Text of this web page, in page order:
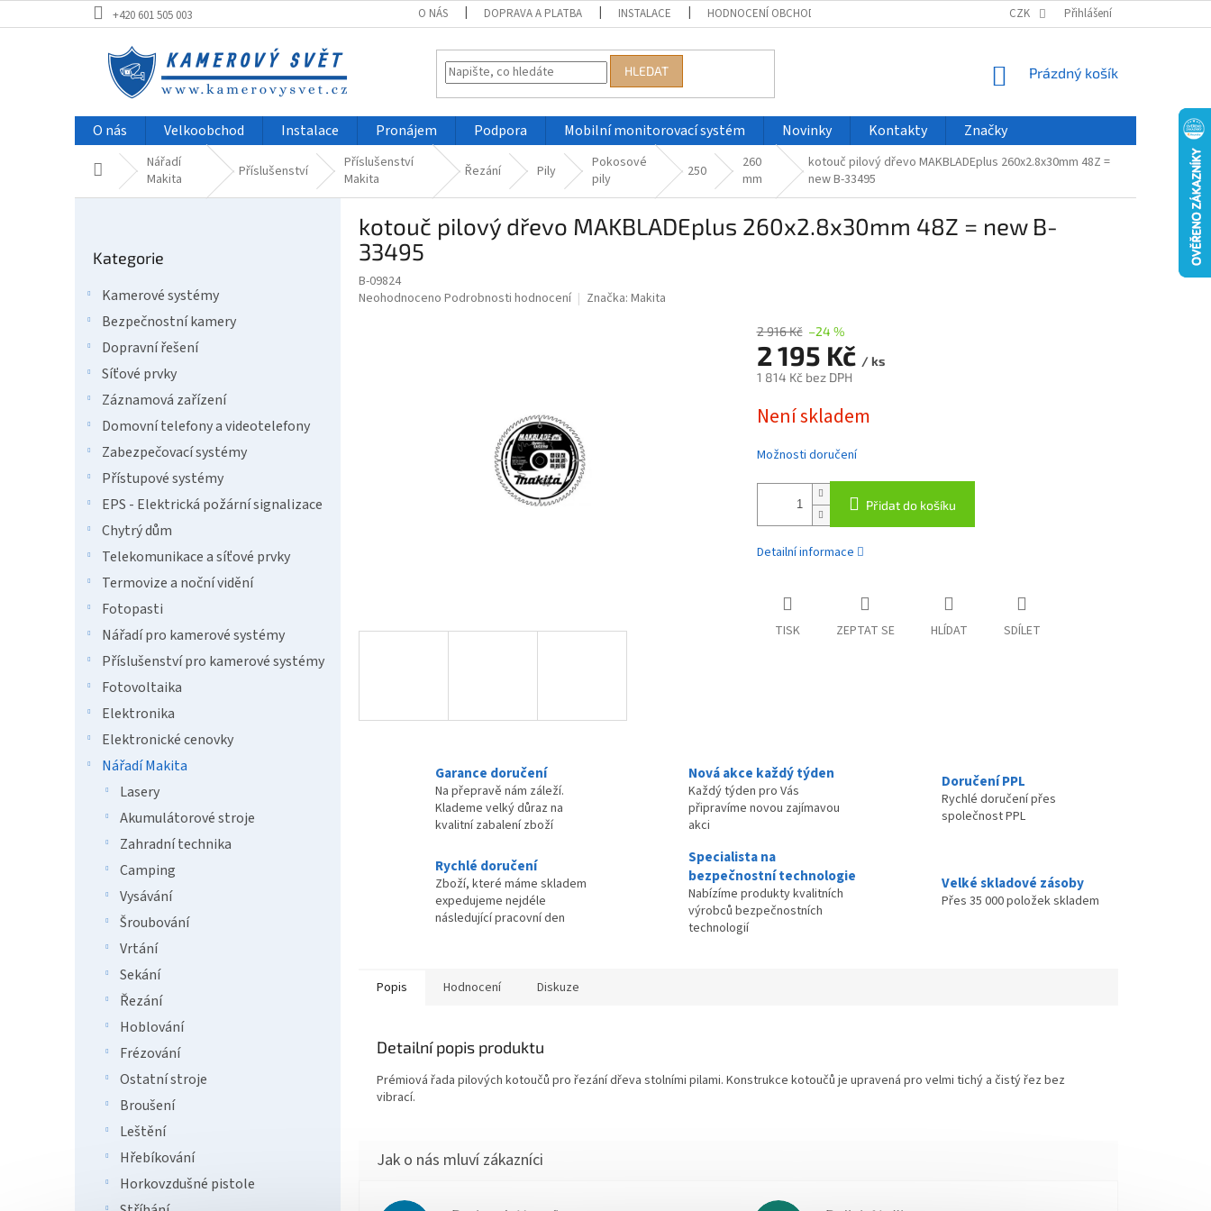
na
+420 601 505 003 O NÁS DOPRAVA A PLATBA INSTALACE HODNOCENÍ OBCHODU VELKOOBCHOD ČASTO KLADENÉ DOTAZY
CZK Přihlášení
HLEDAT
NÁKUPNÍ
Prázdný košík
O nás Velkoobchod Instalace Pronájem Podpora Mobilní monitorovací systém Novinky Kontakty Značky
Domů Nářadí
Makita
Příslušenství
Příslušenství
Makita
Řezání Pily
Pokosové
pily
250
260
mm
kotouč pilový dřevo MAKBLADEplus 260x2.8x30mm 48Z =
new B-33495
kategorie
Kategorie
Kamerové systémy
Bezpečnostní kamery
Dopravní řešení
Síťové prvky
Záznamová zařízení
Domovní telefony a videotelefony
Zabezpečovací systémy
Přístupové systémy
EPS - Elektrická požární signalizace
Chytrý dům
Telekomunikace a síťové prvky
Termovize a noční vidění
Fotopasti
Nářadí pro kamerové systémy
Příslušenství pro kamerové systémy
Fotovoltaika
Elektronika
Elektronické cenovky
Nářadí Makita
Lasery
Akumulátorové stroje
Zahradní technika
Camping
Vysávání
Šroubování
Vrtání
Sekání
Řezání
Hoblování
Frézování
Ostatní stroje
Broušení
Leštění
Hřebíkování
Horkovzdušné pistole
kotouč pilový dřevo MAKBLADEplus 260x2.8x30mm 48Z = new B-
33495
B-09824
Průměrné
Neohodnoceno Podrobnosti hodnocení Značka: Makita
2 916 Kč –24 %
2 195 Kč / ks
1 814 Kč bez DPH
cena:
Není skladem
Možnosti doručení
Přidat do košíku
Detailní informace
TISK ZEPTAT SE HLÍDAT SDÍLET
Garance doručení
Na přepravě nám záleží.
Klademe velký důraz na
kvalitní zabalení zboží
Nová akce každý týden
Každý týden pro Vás
připravíme novou zajímavou
akci
Doručení PPL
Rychlé doručení přes
společnost PPL
Rychlé doručení
Zboží, které máme skladem
expedujeme nejdéle
následující pracovní den
Specialista na
bezpečnostní technologie
Nabízíme produkty kvalitních
výrobců bezpečnostních
technologií
Velké skladové zásoby
Přes 35 000 položek skladem
Popis Hodnocení Diskuze
Detailní popis produktu
Prémiová řada pilových kotoučů pro řezání dřeva stolními pilami. Konstrukce kotoučů je upravená pro velmi tichý a čistý řez bez
vibrací.